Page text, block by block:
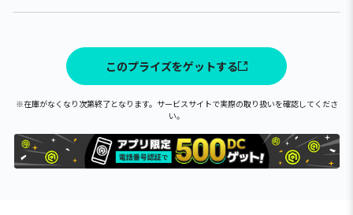
このプライズをゲットする
※在庫がなくなり次第終了となります。サービスサイトで実際の取り扱いを確認してくださ
い。